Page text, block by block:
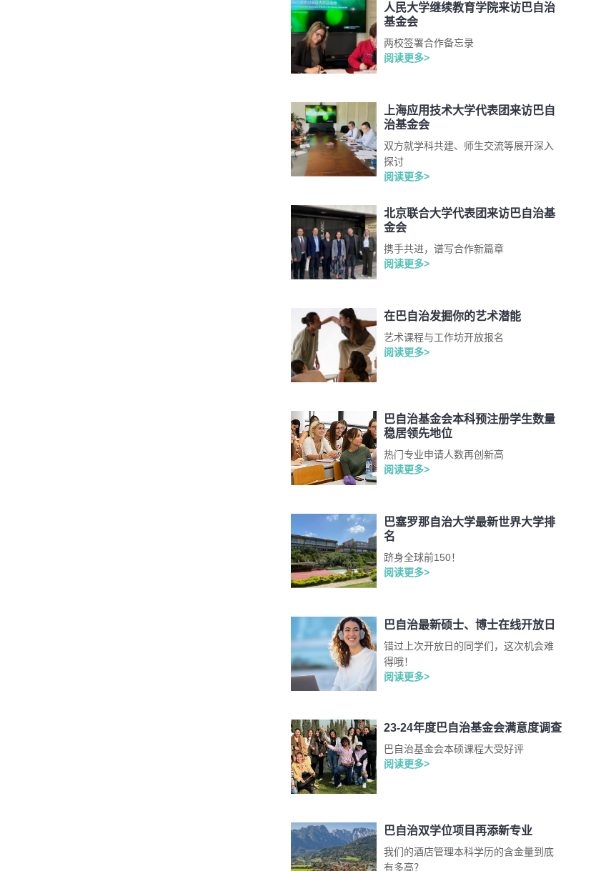
人民大学继续教育学院来访巴自治
基金会
两校签署合作备忘录
阅读更多>
上海应用技术大学代表团来访巴自
治基金会
双方就学科共建、师生交流等展开深入
探讨
阅读更多>
北京联合大学代表团来访巴自治基
金会
携手共进，谱写合作新篇章
阅读更多>
在巴自治发掘你的艺术潜能
艺术课程与工作坊开放报名
阅读更多>
巴自治基金会本科预注册学生数量
稳居领先地位
热门专业申请人数再创新高
阅读更多>
巴塞罗那自治大学最新世界大学排
名
跻身全球前150！
阅读更多>
巴自治最新硕士、博士在线开放日
错过上次开放日的同学们，这次机会难
得哦！
阅读更多>
23-24年度巴自治基金会满意度调查
巴自治基金会本硕课程大受好评
阅读更多>
巴自治双学位项目再添新专业
我们的酒店管理本科学历的含金量到底
有多高？